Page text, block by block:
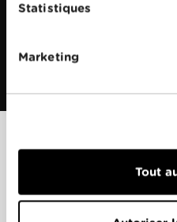
Statistiques
Marketing
Tout